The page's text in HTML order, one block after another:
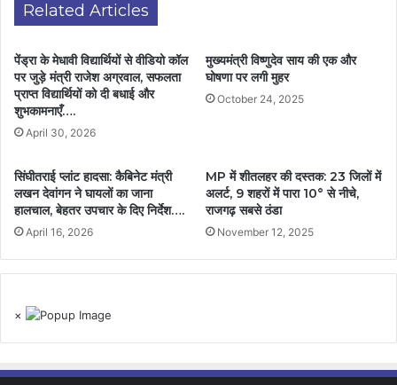
Related Articles
पेंड्रा के मेधावी विद्यार्थियों से वीडियो कॉल
पर जुड़े मंत्री राजेश अग्रवाल, सफलता
प्राप्त विद्यार्थियों को दी बधाई और
शुभकामनाएँ….
April 30, 2026
मुख्यमंत्री विष्णुदेव साय की एक और
घोषणा पर लगी मुहर
October 24, 2025
सिंघीतराई प्लांट हादसा: कैबिनेट मंत्री
लखन देवांगन ने घायलों का जाना
हालचाल, बेहतर उपचार के दिए निर्देश….
April 16, 2026
MP में शीतलहर की दस्तक: 23 जिलों में
अलर्ट, 9 शहरों में पारा 10° से नीचे,
राजगढ़ सबसे ठंडा
November 12, 2025
×